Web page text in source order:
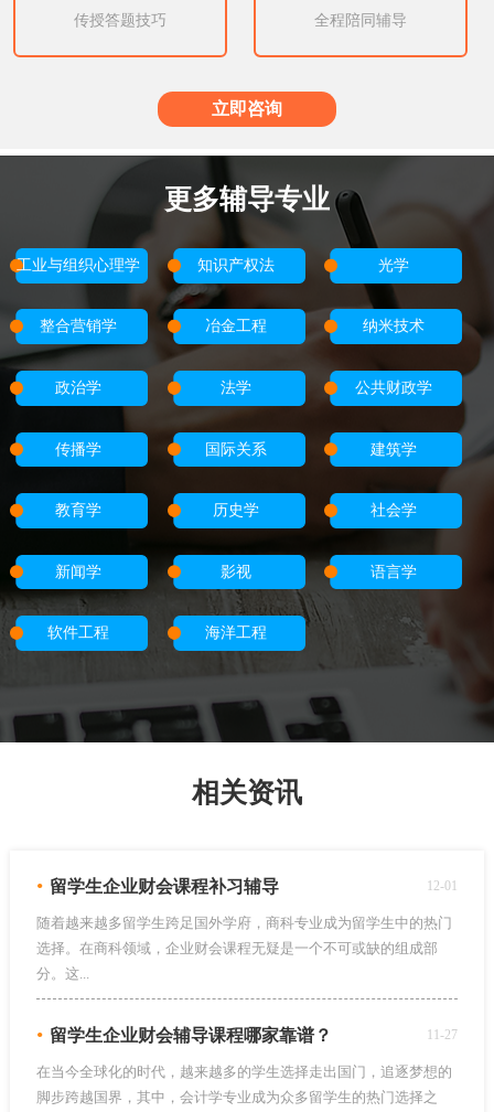
传授答题技巧
全程陪同辅导
立即咨询
更多辅导专业
工业与组织心理学 知识产权法 光学
整合营销学 冶金工程 纳米技术
政治学 法学 公共财政学
传播学 国际关系 建筑学
教育学 历史学 社会学
新闻学 影视 语言学
软件工程 海洋工程
相关资讯
• 留学生企业财会课程补习辅导 12-01
随着越来越多留学生跨足国外学府，商科专业成为留学生中的热门
选择。在商科领域，企业财会课程无疑是一个不可或缺的组成部
分。这...
• 留学生企业财会辅导课程哪家靠谱？ 11-27
在当今全球化的时代，越来越多的学生选择走出国门，追逐梦想的
脚步跨越国界，其中，会计学专业成为众多留学生的热门选择之